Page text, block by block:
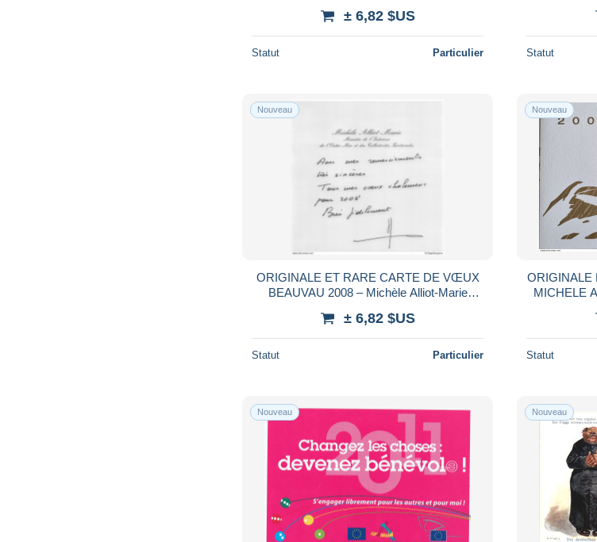
AUTOGRAPHES
± 6,82 $US
Statut Particulier Statut
Nouveau
ORIGINALE ET RARE CARTE DE VŒUX
BEAUVAU 2008 – Michèle Alliot-Marie
AUTOGRAPHES
± 6,82 $US
Statut Particulier
Nouveau
MICHELE
Statut
Nouveau Nouveau